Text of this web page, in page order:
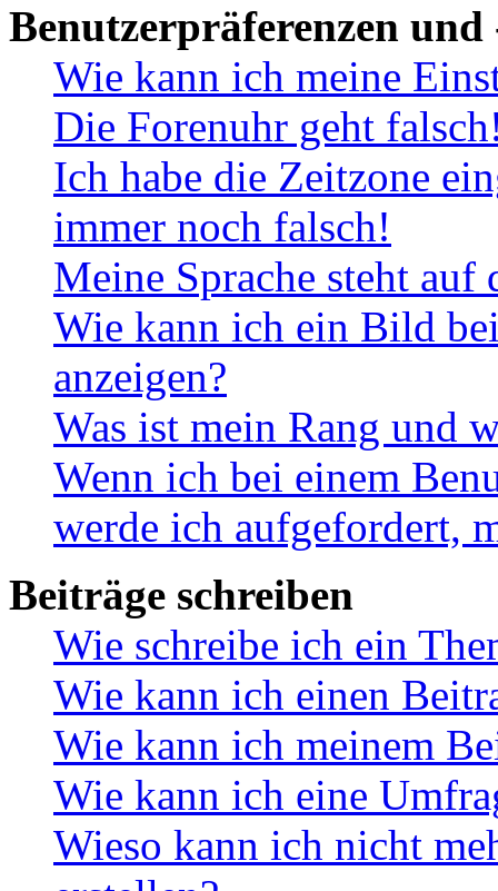
Benutzerpräferenzen und
Wie kann ich meine
Die Forenuhr geht
Ich habe die Zeitzone
immer noch falsch!
Meine Sprache steht
Wie kann ich ein Bild
anzeigen?
Was ist mein Rang und
Wenn ich bei einem
werde ich aufgefordert,
Beiträge schreiben
Wie schreibe ich ein
Wie kann ich einen
Wie kann ich meinem
Wie kann ich eine
Wieso kann ich nicht